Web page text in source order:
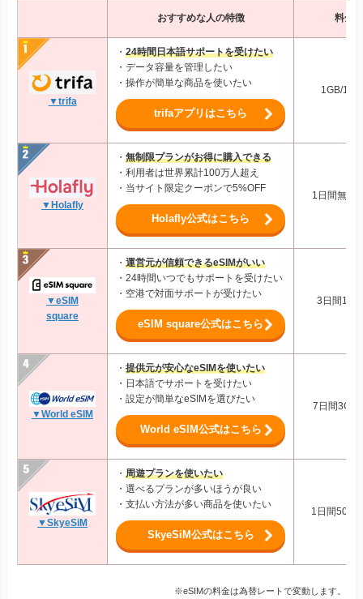
おすすめな人の特徴 料金
▼trifa
・ 24時間日本語サポートを受けたい
・データ容量を管理したい
・操作が簡単な商品を使いたい
trifaアプリはこちら
1GB/1日
▼Holafly
・ 無制限プランがお得に購入できる
・利用者は世界累計100万人超え
・当サイト限定クーポンで5%OFF
Holafly公式はこちら
1日間無制
▼eSIM
square
・ 運営元が信頼できるeSIMがいい
・24時間いつでもサポートを受けたい
・空港で対面サポートが受けたい
eSIM square公式はこちら
3日間
▼World eSIM
・ 提供元が安心なeSIMを使いたい
・日本語でサポートを受けたい
・設定が簡単なeSIMを選びたい
World eSIM公式はこちら
7日間
▼SkyeSiM
・ 周遊プランを使いたい
・選べるプランが多いほうが良い
・支払い方法が多い商品を使いたい
SkyeSiM公式はこちら
1日間
※eSIMの料金は為替レートで変動します。